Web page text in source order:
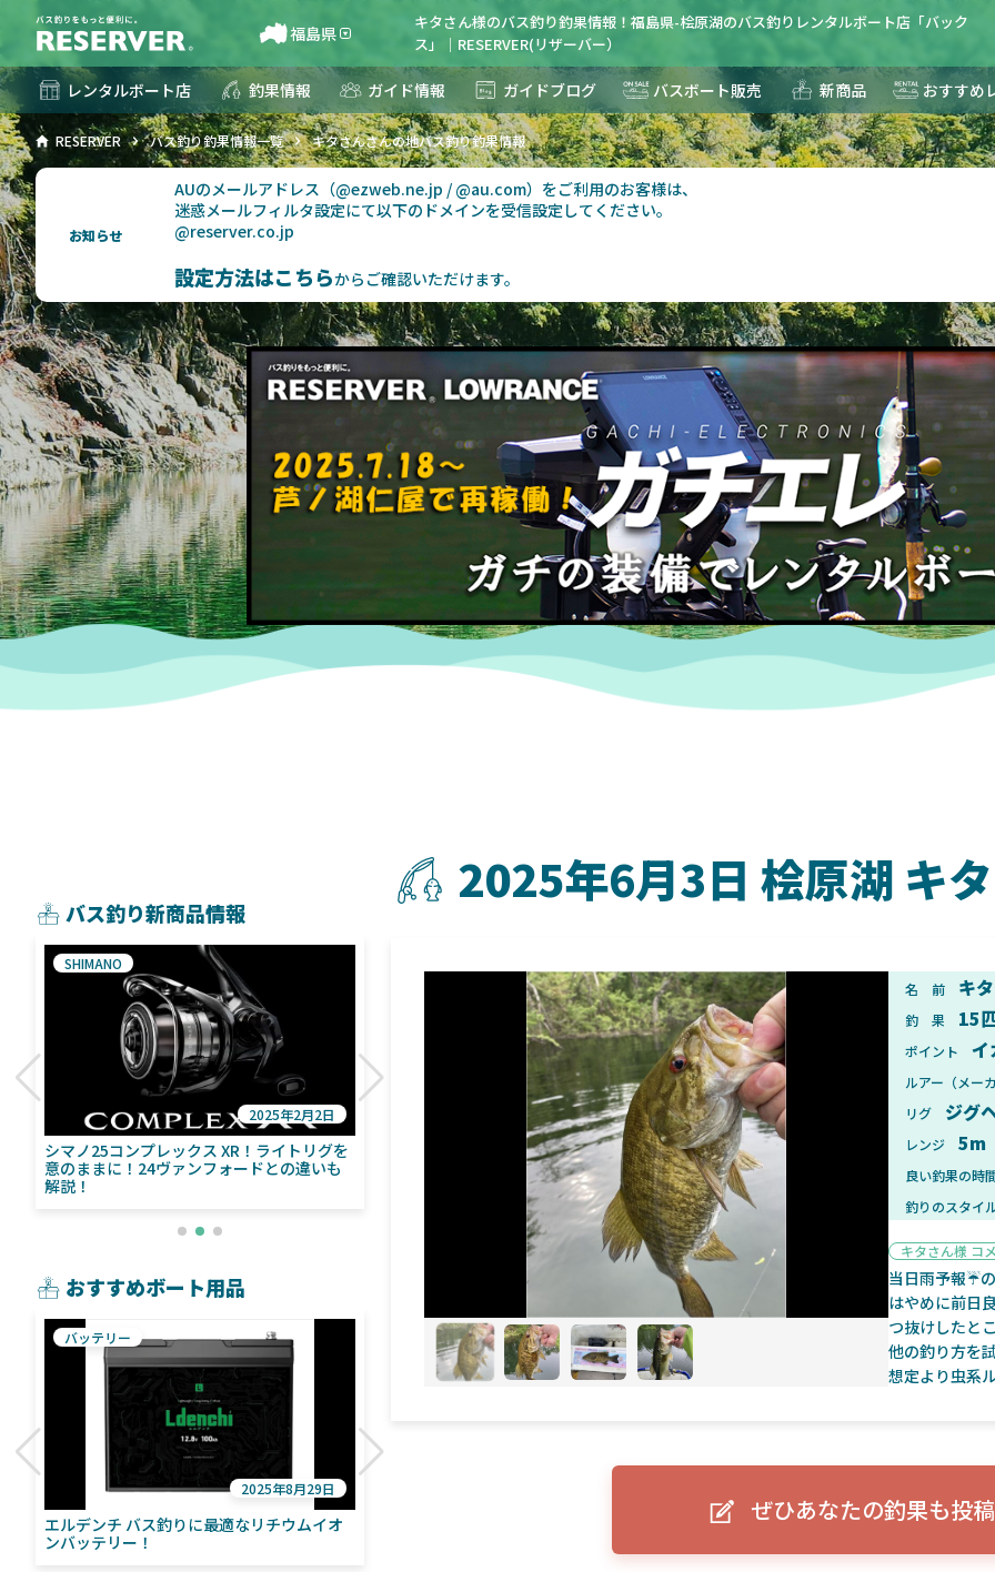
福島県
キタさん様のバス釣り釣果情報！福島県-桧原湖のバス釣りレンタルボート店「バック
ス」｜RESERVER(リザーバー）
レンタルボート店 釣果情報 ガイド情報 ガイドブログ バスボート販売 新商品 おすすめ
RESERVER バス釣り釣果情報一覧 キタさんさんの地バス釣り釣果情報
お知らせ
AUのメールアドレス（@ezweb.ne.jp / @au.com）をご利用のお客様は、
迷惑メールフィルタ設定にて以下のドメインを受信設定してください。
@reserver.co.jp
設定方法はこちらからご確認いただけます。
2025年6月3日 桧原湖 キ
名 前 キ
釣 果 15
ポイント イ
ルアー（メー
リグ
ジグ
レンジ 5m
良い釣果の時
釣りのスタイ
キタさん様 コ
当日雨予報☔
はやめに前日
つ抜けしたと
他の釣り方を
想定より虫系
ぜひあなたの釣果も投
バス釣り新商品情報
シマノ25コンプレックス XR！ライトリグを
意のままに！24ヴァンフォードとの違いも
解説！
SHIMANO
2025年2月2日
シマノ24ヴァンフォード！自重155gと超軽
量！ストラディックとの違いも解説！
2025年1月28日
2025年11月発売予定！DAIWA ふ
ふく魚はビッグベイト初心者にお
2025年
おすすめボート用品
エルデンチ バス釣りに最適なリチウムイオ
ンバッテリー！
バッテリー
2025年8月29日
ELowrance EAGLE 7/9インチ トリ